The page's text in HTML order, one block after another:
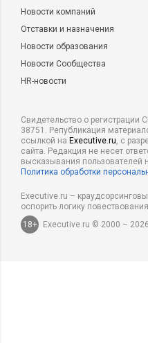
Новости компаний
Отставки и назначения
Новости образования
Новости Сообщества
HR-новости
Свидетельство о
38751. Републикация
ссылкой на Executive.ru, с
сайта. Редакция не несет
высказывания пользователей
Политика обработки
Executive.ru –
оспорить логику
18+
Executive.ru © 2000 –